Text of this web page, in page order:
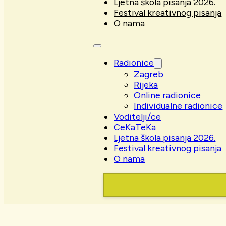
Festival kreativnog pisanja
O nama
Radionice
Zagreb
Rijeka
Online radionice
Individualne radionice
Voditelji/ce
CeKaTeKa
Ljetna škola pisanja 2026.
Festival kreativnog pisanja
O nama